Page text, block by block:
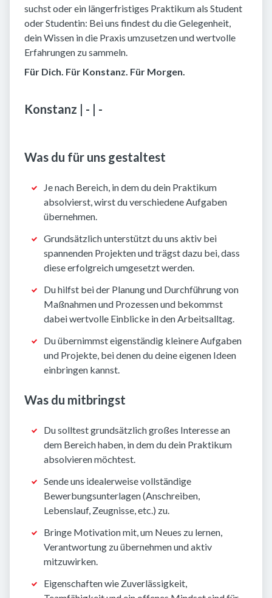
suchst oder ein längerfristiges Praktikum als Student
oder Studentin: Bei uns findest du die Gelegenheit,
dein Wissen in die Praxis umzusetzen und wertvolle
Erfahrungen zu sammeln.
Für Dich. Für Konstanz. Für Morgen.
Konstanz | - | -
Was du für uns gestaltest
Je nach Bereich, in dem du dein Praktikum
absolvierst, wirst du verschiedene Aufgaben
übernehmen.
Grundsätzlich unterstützt du uns aktiv bei
spannenden Projekten und trägst dazu bei, dass
diese erfolgreich umgesetzt werden.
Du hilfst bei der Planung und Durchführung von
Maßnahmen und Prozessen und bekommst
dabei wertvolle Einblicke in den Arbeitsalltag.
Du übernimmst eigenständig kleinere Aufgaben
und Projekte, bei denen du deine eigenen Ideen
einbringen kannst.
Was du mitbringst
Du solltest grundsätzlich großes Interesse an
dem Bereich haben, in dem du dein Praktikum
absolvieren möchtest.
Sende uns idealerweise vollständige
Bewerbungsunterlagen (Anschreiben,
Lebenslauf, Zeugnisse, etc.) zu.
Bringe Motivation mit, um Neues zu lernen,
Verantwortung zu übernehmen und aktiv
mitzuwirken.
Eigenschaften wie Zuverlässigkeit,